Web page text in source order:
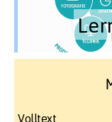
Volltext